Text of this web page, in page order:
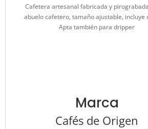
Cafetera artesanal fabricada y
abuelo cafetero, tamaño ajustable, incluye
Apta también para dripper
Marca
Cafés de Origen